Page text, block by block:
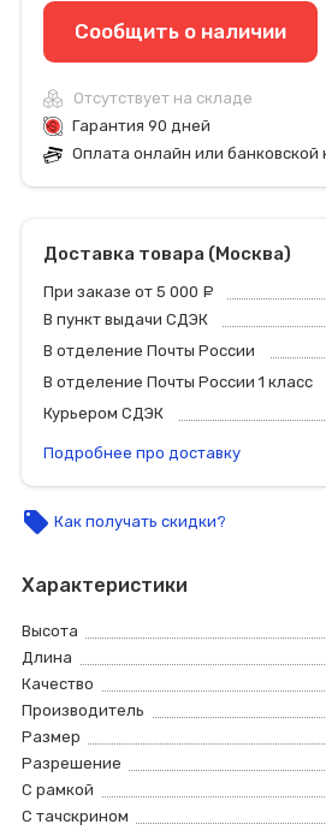
Сообщить o наличии
Отсутствует на складе
Гарантия 90 дней
Оплата онлайн или банковской
Доставка товара (Москва)
При заказе от 5 000
В пункт выдачи СДЭК
В отделение Почты России
В отделение Почты России 1 класс
Курьером СДЭК
Подробнее про доставку
local_offer Как получать скидки?
Характеристики
Высота
Длина
Качество
Производитель
Размер
Разрешение
С рамкой
С тачскрином